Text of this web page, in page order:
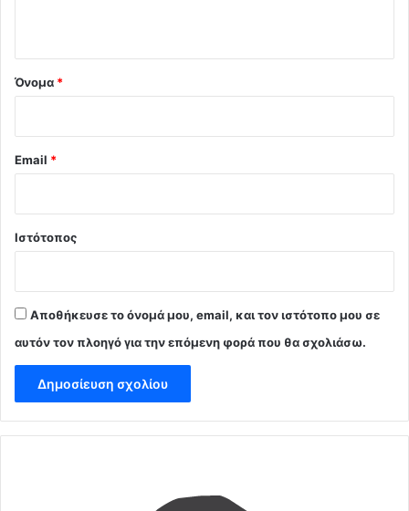
Όνομα *
Email *
Ιστότοπος
Αποθήκευσε το όνομά μου, email, και τον ιστότοπο μου σε
αυτόν τον πλοηγό για την επόμενη φορά που θα σχολιάσω.